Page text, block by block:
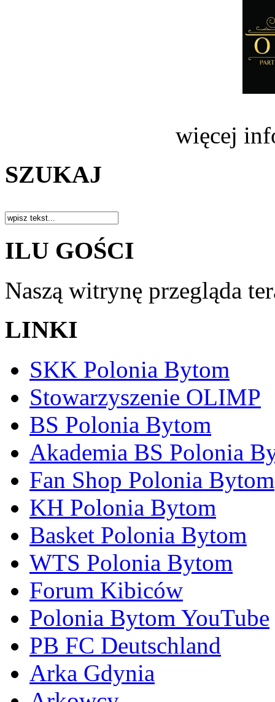
więcej
SZUKAJ
ILU GOŚCI
Naszą witrynę przegląda
LINKI
SKK Polonia Bytom
Stowarzyszenie OLIMP
BS Polonia Bytom
Akademia BS Polonia
Fan Shop Polonia Bytom
KH Polonia Bytom
Basket Polonia Bytom
WTS Polonia Bytom
Forum Kibiców
Polonia Bytom YouTube
PB FC Deutschland
Arka Gdynia